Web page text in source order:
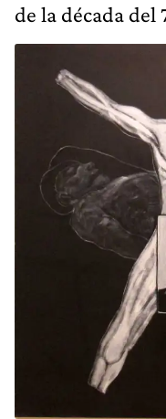
de la década del